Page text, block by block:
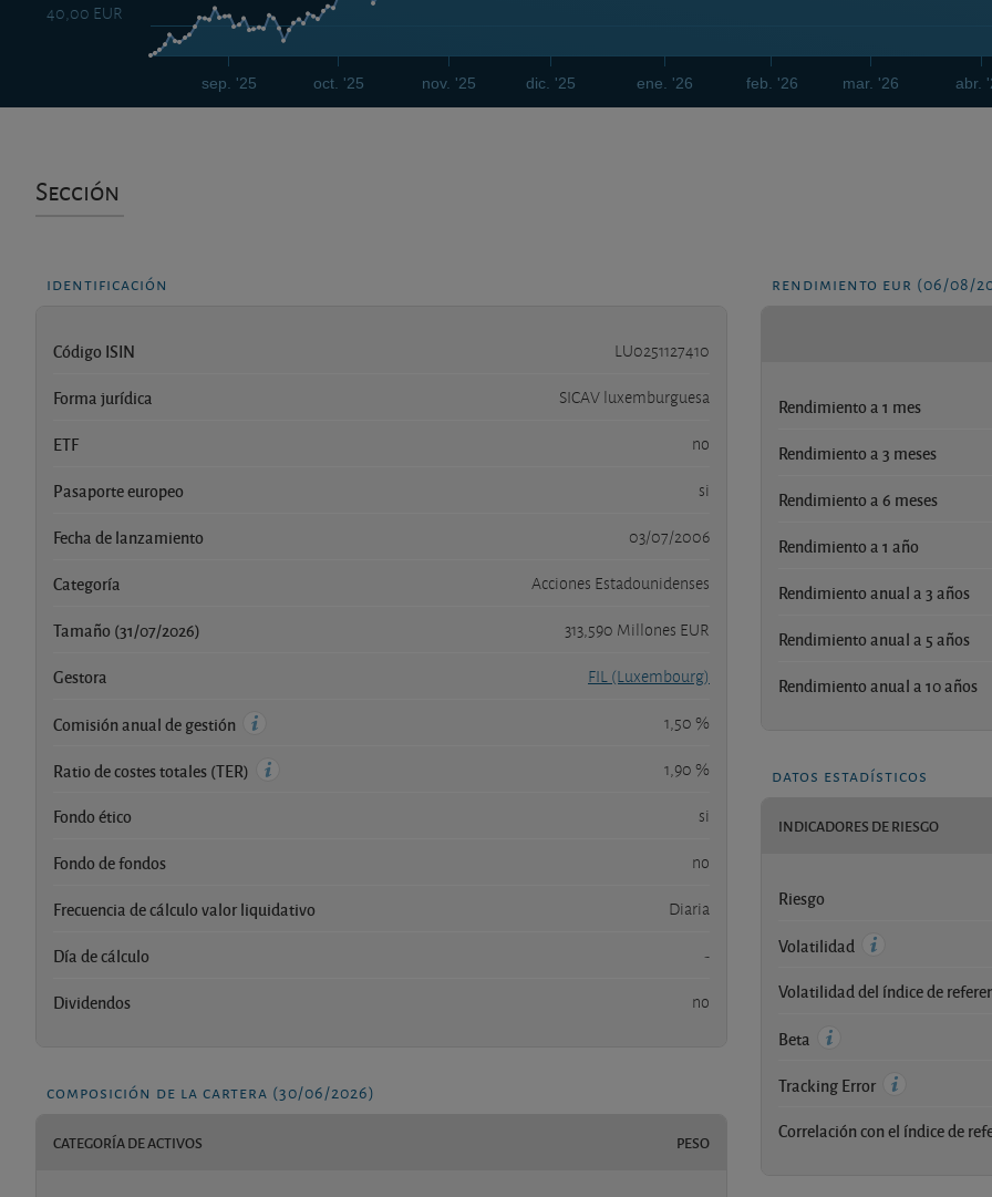
sep. '25 oct. '25 nov. '25 dic. '25 ene. '26 feb. '26 mar. '26 abr.
40,00 EUR
Sección
identificación
Código ISIN LU0251127410
Forma jurídica SICAV luxemburguesa
ETF no
Pasaporte europeo si
Fecha de lanzamiento 03/07/2006
Categoría Acciones Estadounidenses
Tamaño (31/07/2026) 313,590 Millones EUR
Gestora FIL (Luxembourg)
Comisión anual de gestión 1,50 %
Ratio de costes totales (TER) 1,90 %
Fondo ético si
Fondo de fondos no
Frecuencia de cálculo valor liquidativo Diaria
Día de cálculo -
Dividendos no
composición de la cartera (30/06/2026)
CATEGORÍA DE ACTIVOS PESO
rendimiento eur (06/08/
Rendimiento a 1 mes
Rendimiento a 3 meses
Rendimiento a 6 meses
Rendimiento a 1 año
Rendimiento anual a 3 años
Rendimiento anual a 5 años
Rendimiento anual a 10 años
datos estadísticos
INDICADORES DE RIESGO
Riesgo
Volatilidad
Volatilidad del índice de
Beta
Tracking Error
Correlación con el índice de